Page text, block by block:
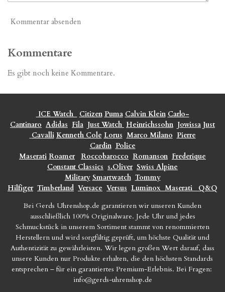
Kommentar absenden
Kommentare
Es gibt noch keine Kommentare.
ICE Watch Citizen Puma Calvin Klein Carlo-
Cantinaro Adidas Fila Just Watch Heinrichssohn Jowissa Just
Cavalli Kenneth Cole Lorus Marco Milano Pierre
Cardin Police
Maserati Roamer Roccobarocco Romanson Frederique
Constant Classics s.Oliver Swiss Alpine
Military Smartwatch Tommy
Hilfiger Timberland Versace Versus Luminox Maserati
Q&Q
Bei Gerds Uhrenshop.de garantieren wir unseren Kunden
ausschließlich 100% Originalware. Jede Uhr und jedes
Schmuckstück in unserem Sortiment stammt von renommierten
Herstellern und wird sorgfältig geprüft, um höchste Qualität und
Authentizität zu gewährleisten. Wir legen großen Wert darauf, dass
unsere Kunden nur Produkte erhalten, die den höchsten Standards
entsprechen – für ein garantiertes Premium-Erlebnis. Bei Fragen:
info@gerds-uhrenshop.de